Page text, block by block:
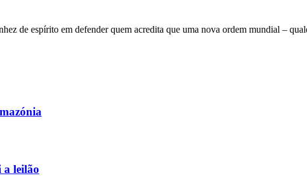
de espírito em defender quem acredita que uma nova ordem mundial –
a leilão